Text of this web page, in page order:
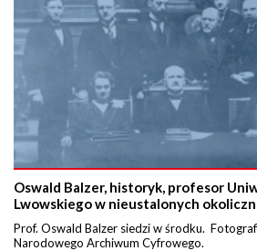
Oswald Balzer, historyk, profesor
Lwowskiego w nieustalonych
Prof. Oswald Balzer siedzi w środku.
Narodowego Archiwum Cyfrowego.